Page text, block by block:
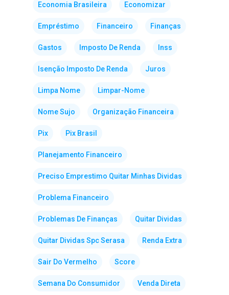
Economia Brasileira Economizar
Empréstimo Financeiro Finanças
Gastos Imposto De Renda Inss
Isenção Imposto De Renda Juros
Limpa Nome Limpar-Nome
Nome Sujo Organização Financeira
Pix Pix Brasil
Planejamento Financeiro
Preciso Emprestimo Quitar Minhas Dividas
Problema Financeiro
Problemas De Finanças Quitar Dividas
Quitar Dividas Spc Serasa Renda Extra
Sair Do Vermelho Score
Semana Do Consumidor Venda Direta